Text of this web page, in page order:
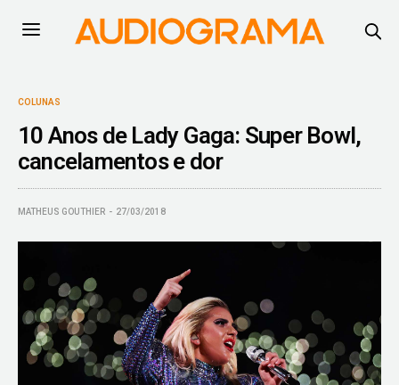
COLUNAS
10 Anos de Lady Gaga: Super Bowl,
cancelamentos e dor
MATHEUS GOUTHIER 27/03/2018